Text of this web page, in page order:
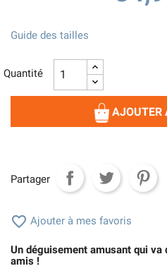
Guide des tailles
Quantité
AJOUTER
Partager
 Ajouter à mes favoris
Un déguisement amusant qui va
amis !